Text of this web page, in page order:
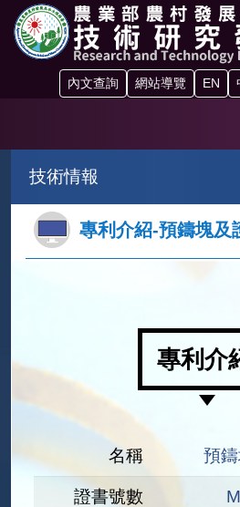
跳到主要內容區塊
內文查詢 網站導覽 EN
技術情報
專利介紹-預鑄塊及
專利介
名稱 預
證書號數